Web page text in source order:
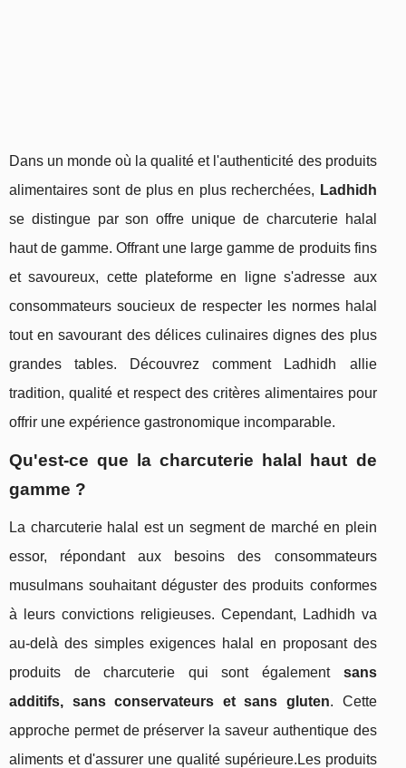
Dans un monde où la qualité et l'authenticité des produits
alimentaires sont de plus en plus recherchées, Ladhidh
se distingue par son offre unique de charcuterie halal
haut de gamme. Offrant une large gamme de produits fins
et savoureux, cette plateforme en ligne s'adresse aux
consommateurs soucieux de respecter les normes halal
tout en savourant des délices culinaires dignes des plus
grandes tables. Découvrez comment Ladhidh allie
tradition, qualité et respect des critères alimentaires pour
offrir une expérience gastronomique incomparable.
Qu'est-ce que la charcuterie halal haut de
gamme ?
La charcuterie halal est un segment de marché en plein
essor, répondant aux besoins des consommateurs
musulmans souhaitant déguster des produits conformes
à leurs convictions religieuses. Cependant, Ladhidh va
au-delà des simples exigences halal en proposant des
produits de charcuterie qui sont également sans
additifs, sans conservateurs et sans gluten. Cette
approche permet de préserver la saveur authentique des
aliments et d'assurer une qualité supérieure.Les produits